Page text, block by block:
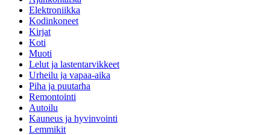
Elektroniikka
Kodinkoneet
Kirjat
Koti
Muoti
Lelut ja lastentarvikkeet
Urheilu ja vapaa-aika
Piha ja puutarha
Remontointi
Autoilu
Kauneus ja hyvinvointi
Lemmikit